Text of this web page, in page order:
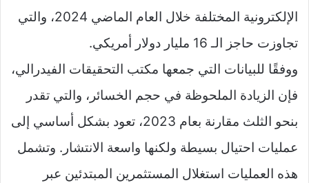
الإلكترونية المختلفة خلال العام الماضي 2024، والتي
تجاوزت حاجز الـ 16 مليار دولار أمريكي.
ووفقًا للبيانات التي جمعها مكتب التحقيقات الفيدرالي،
فإن الزيادة الملحوظة في حجم الخسائر، والتي تقدر
بنحو الثلث مقارنة بعام 2023، تعود بشكل أساسي إلى
عمليات احتيال بسيطة ولكنها واسعة الانتشار. وتشمل
هذه العمليات استغلال المستثمرين المبتدئين عبر